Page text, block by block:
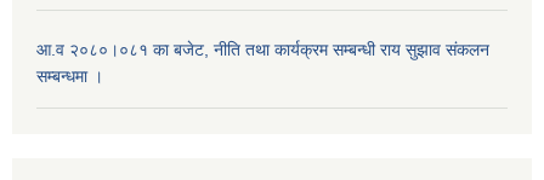
आ.व २०८०।०८१ का बजेट, नीति तथा कार्यक्रम सम्बन्धी राय सुझाव संकलन
सम्बन्धमा ।